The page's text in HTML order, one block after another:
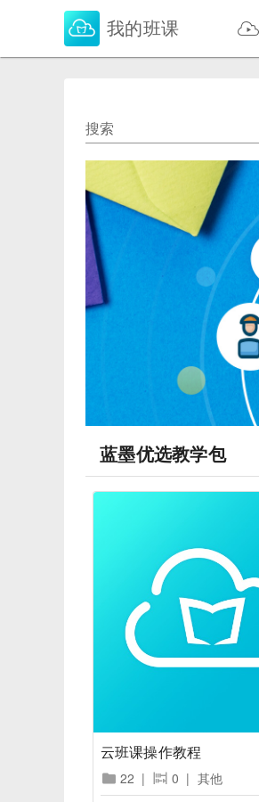
我的班课
搜索
蓝墨优选教学包
云班课操作教程
22 | 0 | 其他